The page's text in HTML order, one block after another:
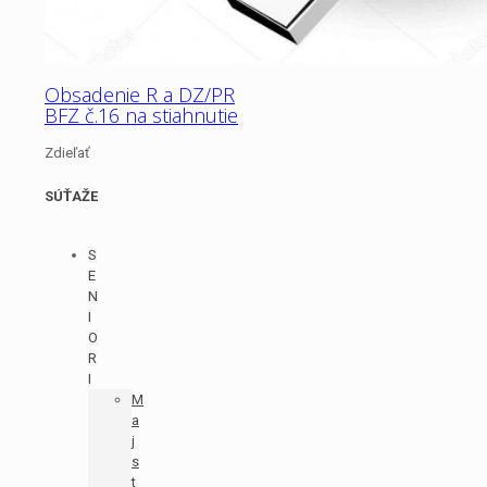
Obsadenie R a DZ/PR
BFZ č.16 na stiahnutie
Zdieľať
SÚŤAŽE
S
E
N
I
O
R
I
M
a
j
s
t